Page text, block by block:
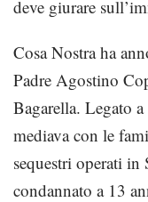
deve giurare
Cosa Nostra ha
Padre Agostino
Bagarella. Legato
mediava con le
sequestri operati
condannato a 13